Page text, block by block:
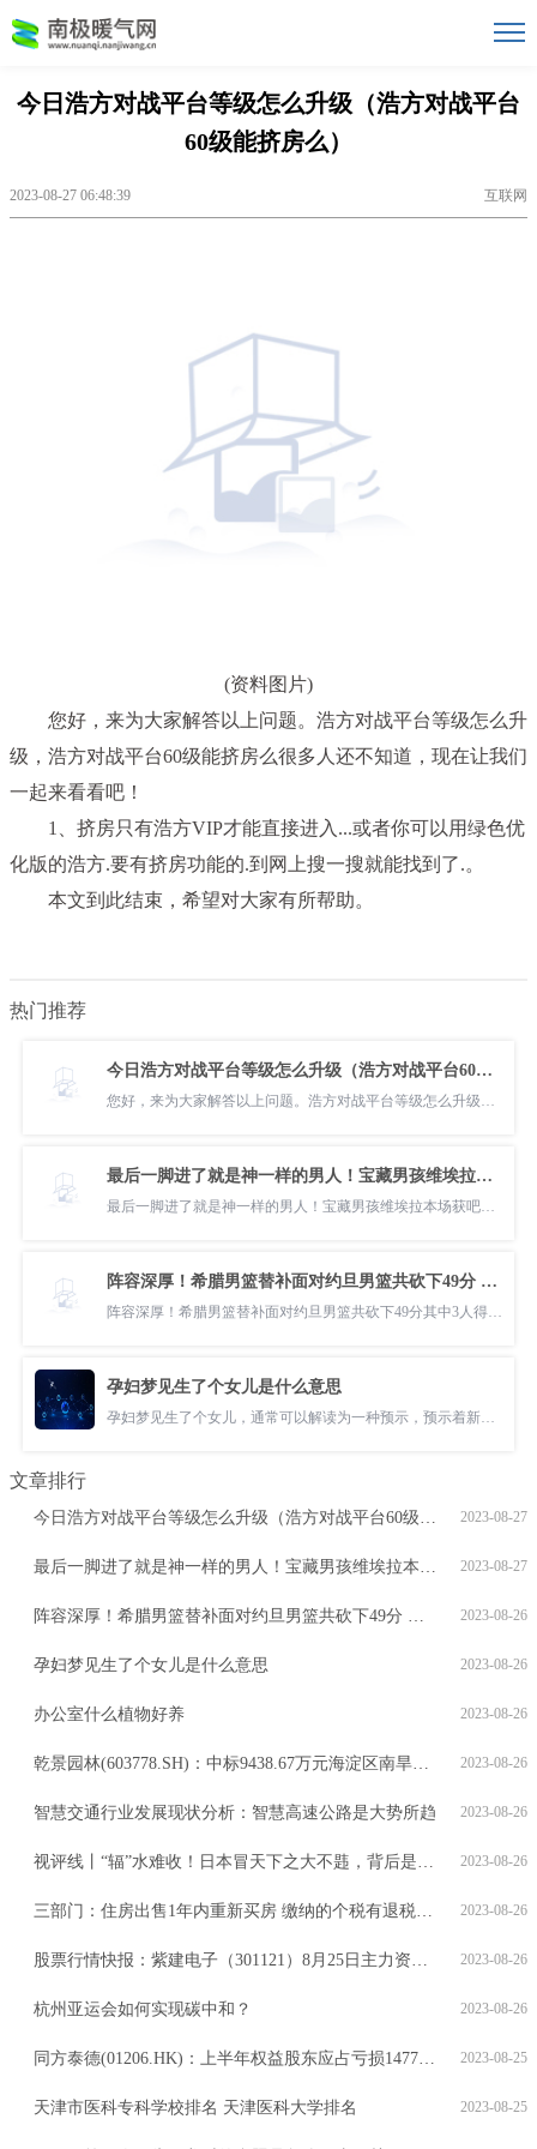
今日浩方对战平台等级怎么升级（浩方对战平台
60级能挤房么）
2023-08-27 06:48:39 互联网
(资料图片)
您好，来为大家解答以上问题。浩方对战平台等级怎么升
级，浩方对战平台60级能挤房么很多人还不知道，现在让我们
一起来看看吧！
1、挤房只有浩方VIP才能直接进入...或者你可以用绿色优
化版的浩方.要有挤房功能的.到网上搜一搜就能找到了.。
本文到此结束，希望对大家有所帮助。
热门推荐
今日浩方对战平台等级怎么升级（浩方对战平台60级能挤房么）
您好，来为大家解答以上问题。浩方对战平台等级怎么升级，浩方对战平台
最后一脚进了就是神一样的男人！宝藏男孩维埃拉本场获吧友9.7高评分
最后一脚进了就是神一样的男人！宝藏男孩维埃拉本场获吧友9 7高评分,阿
阵容深厚！希腊男篮替补面对约旦男篮共砍下49分 其中3人得分上双
阵容深厚！希腊男篮替补面对约旦男篮共砍下49分其中3人得分上双,基斯,
孕妇梦见生了个女儿是什么意思
孕妇梦见生了个女儿，通常可以解读为一种预示，预示着新生命的诞生与希
文章排行
2023-08-27
今日浩方对战平台等级怎么升级（浩方对战平台60级能挤房么）
2023-08-27
最后一脚进了就是神一样的男人！宝藏男孩维埃拉本场获吧友9.7高评分
2023-08-26
阵容深厚！希腊男篮替补面对约旦男篮共砍下49分 其中3人得分上双
2023-08-26
孕妇梦见生了个女儿是什么意思
2023-08-26
办公室什么植物好养
2023-08-26
乾景园林(603778.SH)：中标9438.67万元海淀区南旱河滨水慢行景观提升工程
2023-08-26
智慧交通行业发展现状分析：智慧高速公路是大势所趋
2023-08-26
视评线丨“辐”水难收！日本冒天下之大不韪，背后是谁在“撑腰”？
2023-08-26
三部门：住房出售1年内重新买房 缴纳的个税有退税优惠
2023-08-26
股票行情快报：紫建电子（301121）8月25日主力资金净卖出285.52万元
2023-08-26
杭州亚运会如何实现碳中和？
2023-08-25
同方泰德(01206.HK)：上半年权益股东应占亏损1477.2万元
2023-08-25
天津市医科专科学校排名 天津医科大学排名